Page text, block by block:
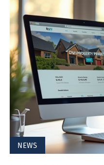
NEWS